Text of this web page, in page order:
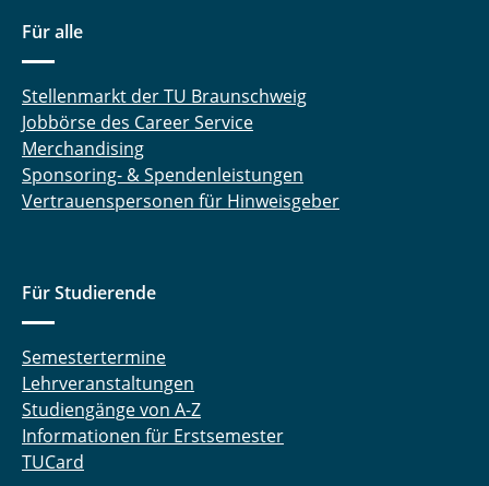
Für alle
Stellenmarkt der TU Braunschweig
Jobbörse des Career Service
Merchandising
Sponsoring- & Spendenleistungen
Vertrauenspersonen für Hinweisgeber
Für Studierende
Semestertermine
Lehrveranstaltungen
Studiengänge von A-Z
Informationen für Erstsemester
TUCard